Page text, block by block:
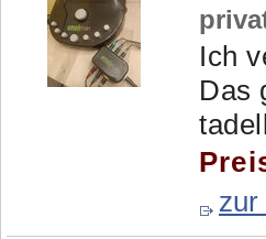
Ich
Das
zur